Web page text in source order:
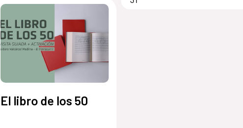
El libro de los 50